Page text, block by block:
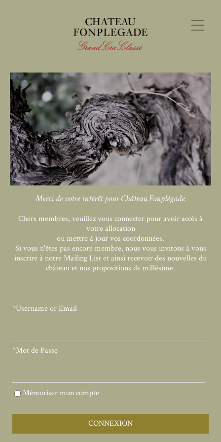
Merci de votre intérêt pour Château Fonplégade.
Chers membres, veuillez vous connecter pour avoir accès à
votre allocation
ou mettre à jour vos coordonnées.
Si vous n'êtes pas encore membre, nous vous invitons à vous
inscrire à notreMailing Listet ainsi recevoir des nouvelles du
château et nos propositions de millésime.
*Username or Email
*Mot de Passe
Mémoriser mon compte
CONNEXION